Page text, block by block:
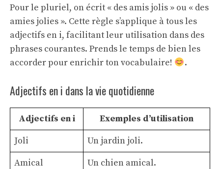
Pour le pluriel, on écrit « des amis jolis » ou « des
amies jolies ». Cette règle s’applique à tous les
adjectifs en i, facilitant leur utilisation dans des
phrases courantes. Prends le temps de bien les
accorder pour enrichir ton vocabulaire!
.
Adjectifs en i dans la vie quotidienne
Adjectifs en i
Exemples d’utilisation
Joli
Un jardin joli.
Amical
Un chien amical.